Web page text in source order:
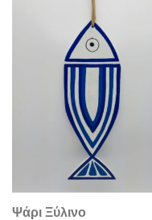
Ψάρι Ξύλινο